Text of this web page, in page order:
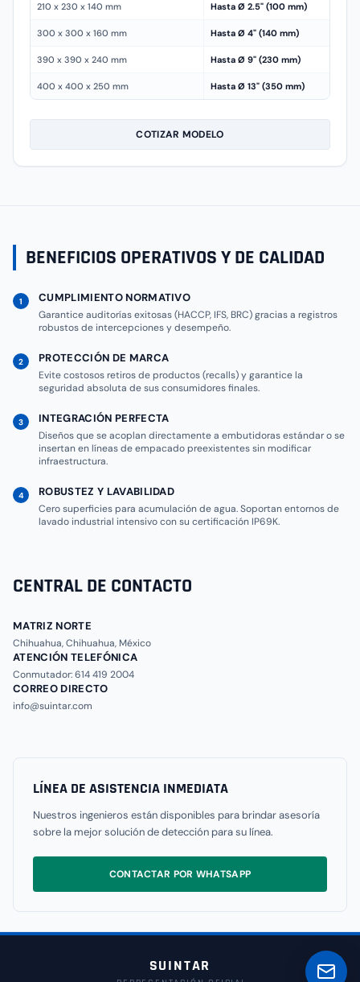
210 x 230 x 140 mm Hasta Ø 2.5" (100 mm)
300 x 300 x 160 mm Hasta Ø 4" (140 mm)
390 x 390 x 240 mm Hasta Ø 9" (230 mm)
400 x 400 x 250 mm Hasta Ø 13" (350 mm)
COTIZAR MODELO
BENEFICIOS OPERATIVOS Y DE CALIDAD
1 CUMPLIMIENTO NORMATIVO
Garantice auditorías exitosas (HACCP, IFS, BRC) gracias a registros
robustos de intercepciones y desempeño.
2 PROTECCIÓN DE MARCA
Evite costosos retiros de productos (recalls) y garantice la
seguridad absoluta de sus consumidores finales.
3 INTEGRACIÓN PERFECTA
Diseños que se acoplan directamente a embutidoras estándar o se
insertan en líneas de empacado preexistentes sin modificar
infraestructura.
4 ROBUSTEZ Y LAVABILIDAD
Cero superficies para acumulación de agua. Soportan entornos de
lavado industrial intensivo con su certificación IP69K.
CENTRAL DE CONTACTO
MATRIZ NORTE
Chihuahua, Chihuahua, México
ATENCIÓN TELEFÓNICA
Conmutador: 614 419 2004
CORREO DIRECTO
info@suintar.com
LÍNEA DE ASISTENCIA INMEDIATA
Nuestros ingenieros están disponibles para brindar asesoría
sobre la mejor solución de detección para su línea.
CONTACTAR POR WHATSAPP
SUINTAR